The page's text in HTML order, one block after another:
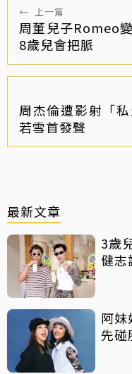
← 上一篇
周董兒子Romeo
8歲兒會把脈
周杰倫遭影射「
若雪首發聲
最新文章
3歲
健志
阿妹
先碰